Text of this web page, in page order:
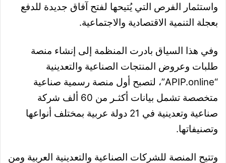
واستثمار الفرص التي يُتيحها لفتح آفاق جديدة للدفع
بعجلة التنمية الاقتصادية والاجتماعية.
وفي هذا السياق بادرت المنظمة إلى إنشاء منصة
طلبات وعروض المنتجات الصناعية والتعدينية
“APIP.online”، لتصبح أول منصة رسمية صناعية
متخصصة تشمل بيانات أكثـر من 60 ألف شركة
صناعية وتعدينية في 21 دولة عربية بمختلف أنواعها
وتصنيفاتها.
وتتيح المنصة للشركات الصناعية والتعدينية العربية ومن